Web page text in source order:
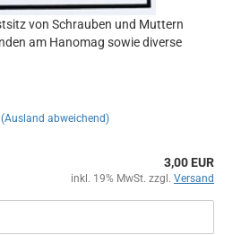
von Schrauben und Muttern
am Hanomag sowie diverse
(Ausland abweichend)
3,00 EUR
inkl. 19% MwSt. zzgl. Versand